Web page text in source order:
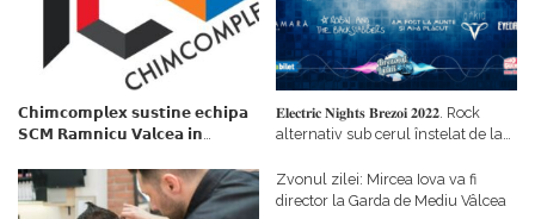
𝗖𝗵𝗶𝗺𝗰𝗼𝗺𝗽𝗹𝗲𝘅 𝘀𝘂𝘀𝘁𝗶𝗻𝗲 𝗲𝗰𝗵𝗶𝗽𝗮
𝗦𝗖𝗠 𝗥𝗮𝗺𝗻𝗶𝗰𝘂 𝗩𝗮𝗹𝗰𝗲𝗮 𝗶𝗻
𝗳𝗶𝗻𝗮𝗻𝘁𝗮𝘁𝗼𝗿
𝐄𝐥𝐞𝐜𝐭𝐫𝐢𝐜 𝐍𝐢𝐠𝐡𝐭𝐬 𝐁𝐫𝐞𝐳𝐨𝐢 𝟐𝟎𝟐𝟐. Rock
alternativ sub cerul înstelat de la
Zvonul zilei: Mircea Iova va fi
director la Garda de Mediu Vâlcea